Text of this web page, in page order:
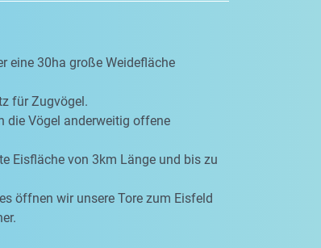
eine 30ha große Weidefläche
für Zugvögel.
die Vögel anderweitig offene
Eisfläche von 3km Länge und bis zu
öffnen wir unsere Tore zum Eisfeld